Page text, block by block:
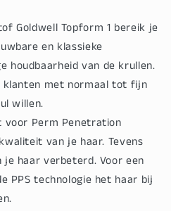
Goldwell Topform 1 bereik je
en klassieke
houdbaarheid van de krullen.
klanten met normaal tot fijn
willen.
voor Perm Penetration
van je haar. Tevens
haar verbeterd. Voor een
PPS technologie het haar bij